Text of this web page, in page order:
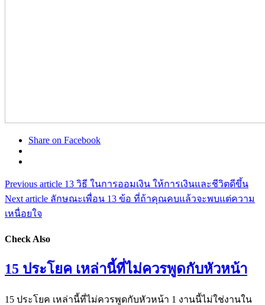
Share on Facebook
Previous article 13 วิธี ในการออมเงิน ให้การเงินและชีวิตดีขึ้น
Next article ลักษณะเพื่อน 13 ข้อ ที่ถ้าคุณคบแล้วจะพบแต่ความ
เหนื่อยใจ
Check Also
15 ประโยค เหล่านี้ที่ไม่ควรพูดกับหัวหน้า
15 ประโยค เหล่านี้ที่ไม่ควรพูดกับหัวหน้า 1 งานนี้ไม่ใช่งานใน